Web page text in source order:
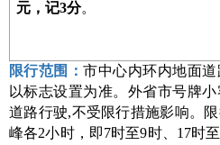
元，记3分。
限行范围：市中心内环内地面
以标志设置为准。外省市号牌
道路行驶,不受限行措施影响。
峰各2小时，即7时至9时、17时